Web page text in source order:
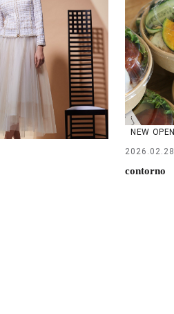
NEW OPEN
2026.02.28
contorno